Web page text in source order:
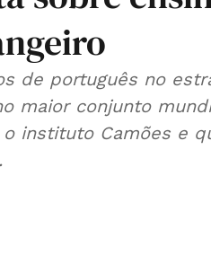
de português no
maior conjunto
instituto Camões e